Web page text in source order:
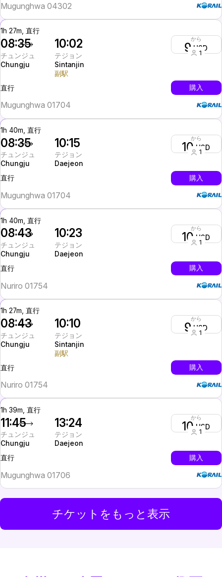
Mugunghwa 04302
1h 27m, 直行
08:35
チュンジュ
Chungju
10:02
テジョン
Sintanjin
副駅
から
9 USD
1
直行 購入
Mugunghwa 01704
1h 40m, 直行
08:35
チュンジュ
Chungju
10:15
テジョン
Daejeon
から
10USD
1
直行 購入
Mugunghwa 01704
1h 40m, 直行
08:43
チュンジュ
Chungju
10:23
テジョン
Daejeon
から
10USD
1
直行 購入
Nuriro 01754
1h 27m, 直行
08:43
チュンジュ
Chungju
10:10
テジョン
Sintanjin
副駅
から
9 USD
1
直行 購入
Nuriro 01754
1h 39m, 直行
11:45
チュンジュ
Chungju
13:24
テジョン
Daejeon
から
10USD
1
直行 購入
Mugunghwa 01706
チケットをもっと表示